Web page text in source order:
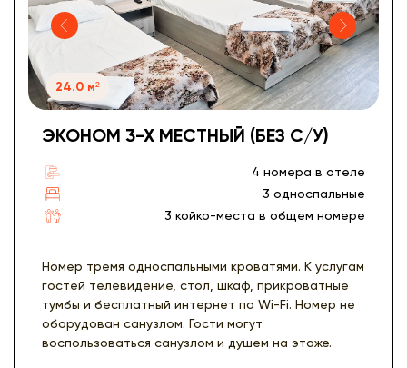
24.0 м²
ЭКОНОМ 3-Х МЕСТНЫЙ (БЕЗ С/У)
4 номера в отеле
3 односпальные
3 койко-места в общем номере
Номер тремя односпальными кроватями. К услугам
гостей телевидение, стол, шкаф, прикроватные
тумбы и бесплатный интернет по Wi-Fi. Номер не
оборудован санузлом. Гости могут
воспользоваться санузлом и душем на этаже.